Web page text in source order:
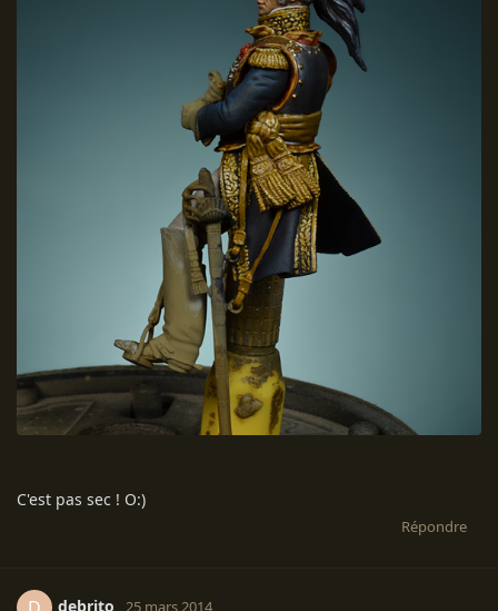
C'est pas sec ! O:)
Répondre
debrito 25 mars 2014